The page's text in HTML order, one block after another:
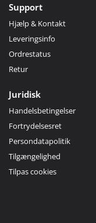
Support
Hjælp & Kontakt
Leveringsinfo
Ordrestatus
Retur
Juridisk
Handelsbetingelser
Fortrydelsesret
Persondatapolitik
Tilgængelighed
Tilpas cookies